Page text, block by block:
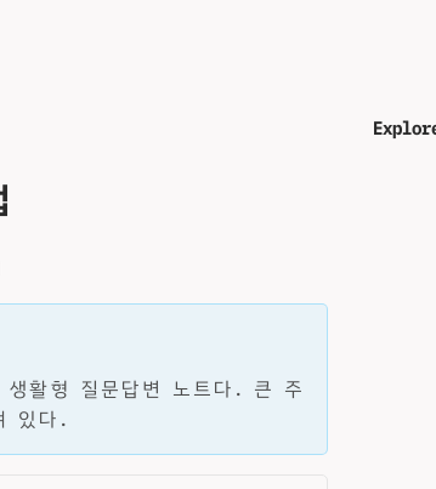
활형 질문답변 노트다. 큰 주
있다.